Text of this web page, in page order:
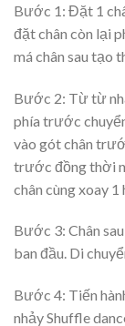
Bước 1: Đặt 1
đặt chân còn lại
má chân sau tạo
Bước 2: Từ từ
phía trước
vào gót chân
trước đồng thời
chân cùng xoay 1
Bước 3: Chân
ban đầu. Di
Bước 4: Tiến
nhảy Shuffle